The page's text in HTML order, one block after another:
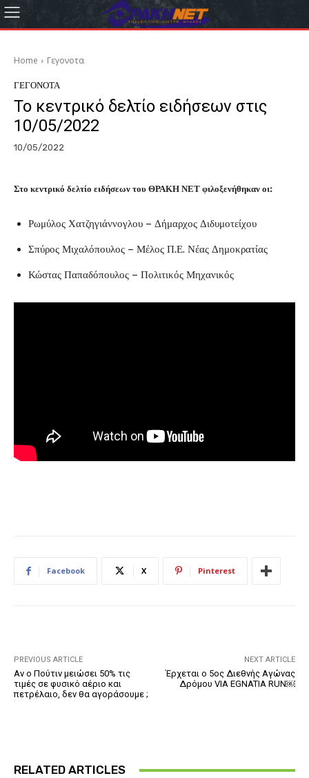
Home Γεγονοτα
ΓΕΓΟΝΟΤΑ
Το κεντρικό δελτίο ειδήσεων στις
10/05/2022
10/05/2022
Στο κεντρικό δελτίο ειδήσεων του ΘΡΑΚΗ ΝΕΤ φιλοξενήθηκαν οι:
Ρωμύλος Χατζηγιάννογλου – Δήμαρχος Διδυμοτείχου
Σπύρος Μιχαλόπουλος – Μέλος Π.Ε. Νέας Δημοκρατίας
Κώστας Παπαδόπουλος – Πολιτικός Μηχανικός
Facebook X Pinterest
PREVIOUS ARTICLE
Αν ο Πούτιν μειώσει 50% τις
τιμές σε φυσικό αέριο και
πετρέλαιο, δεν θα αγοράσουμε ;
NEXT ARTICLE
Έρχεται ο 5ος Διεθνής Αγώνας
Δρόμου VIA EGNATIA RUN￼
RELATED ARTICLES